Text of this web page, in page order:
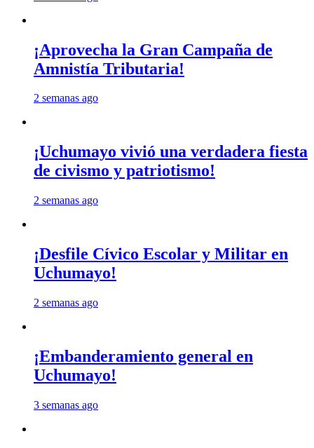
¡Aprovecha la Gran Campaña de
Amnistía Tributaria!
2 semanas ago
¡Uchumayo vivió una verdadera fiesta
de civismo y patriotismo!
2 semanas ago
¡Desfile Cívico Escolar y Militar en
Uchumayo!
2 semanas ago
¡Embanderamiento general en
Uchumayo!
3 semanas ago